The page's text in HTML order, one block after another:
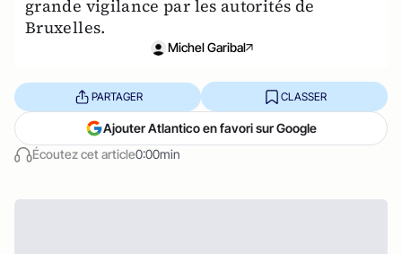
grande vigilance par les autorités de
Bruxelles.
Michel Garibal
Écoutez cet article0:00min
PARTAGER CLASSER
Ajouter Atlantico en favori sur Google